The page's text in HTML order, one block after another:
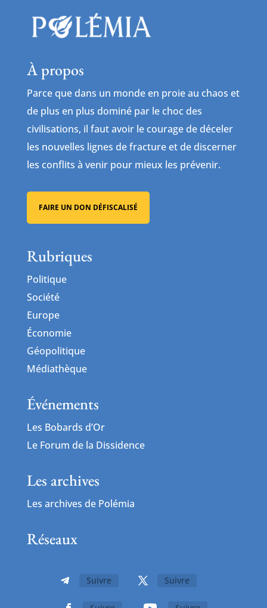
À propos
Parce que dans un monde en proie au chaos et
de plus en plus dominé par le choc des
civilisations, il faut avoir le courage de déceler
les nouvelles lignes de fracture et de discerner
les conflits à venir pour mieux les prévenir.
FAIRE UN DON DÉFISCALISÉ
Rubriques
Politique
Société
Europe
Économie
Géopolitique
Médiathèque
Événements
Les Bobards d’Or
Le Forum de la Dissidence
Les archives
Les archives de Polémia
Réseaux
Suivre Suivre